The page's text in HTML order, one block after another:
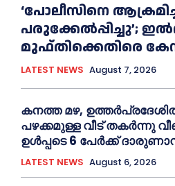
‘പോലീസിനെ
പരുക്കേല്‍പ്പിച്ചു’;
മുഫ്തിക്കെതിരെ
LATEST NEWS August 7, 2026
കനത്ത മഴ,
പഴക്കമുള്ള വീട് തകർന്നു
ഉള്‍പ്പടെ 6 പേര്‍ക്ക്
LATEST NEWS August 6, 2026